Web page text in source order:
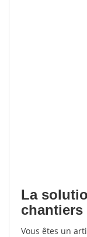
La
chantiers
Vous êtes un